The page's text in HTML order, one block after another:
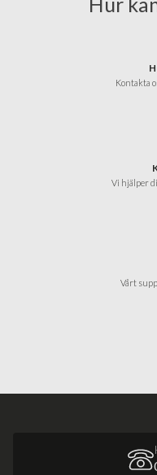
Kontakta
Vi hjälper
Vårt